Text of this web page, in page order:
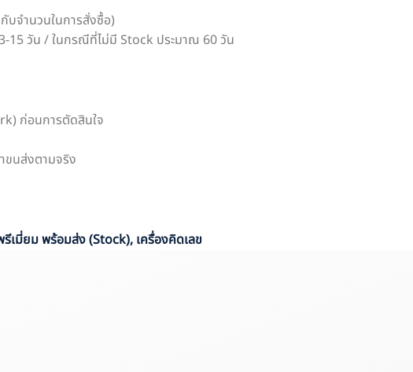
บจำนวนในการสั่งซื้อ)
15 วัน / ในกรณีที่ไม่มี Stock ประมาณ 60 วัน
ก่อนการตัดสินใจ
นส่งตามจริง
เมี่ยม พร้อมส่ง (Stock), เครื่องคิดเลข